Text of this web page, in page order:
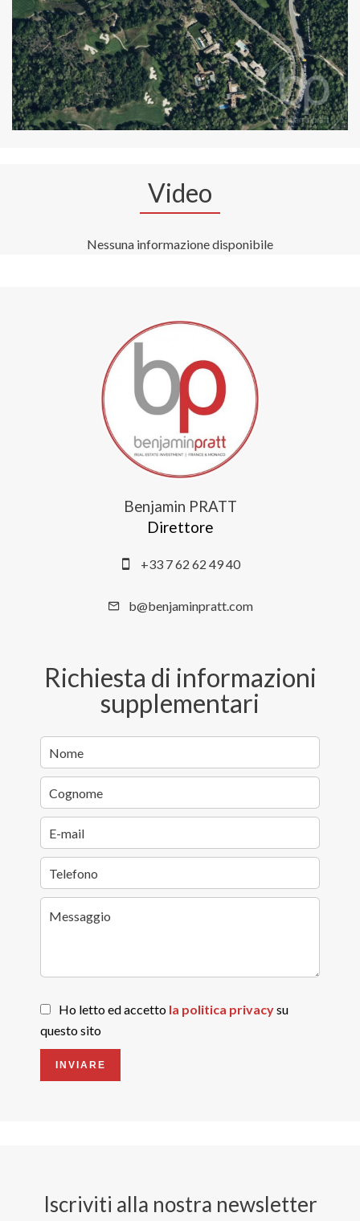
Video
Nessuna informazione disponibile
Benjamin PRATT
Direttore
+33 7 62 62 49 40
b@benjaminpratt.com
Richiesta di informazioni
supplementari
Ho letto ed accetto la politica privacysu
questo sito
INVIARE
Iscriviti alla nostra newsletter